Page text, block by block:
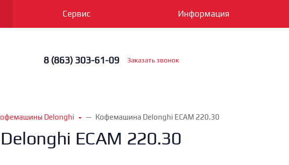
Сервис Информация
8 (863) 303-61-09 Заказать звонок
Delonghi Кофемашина Delonghi ECAM 220.30
ECAM 220.30